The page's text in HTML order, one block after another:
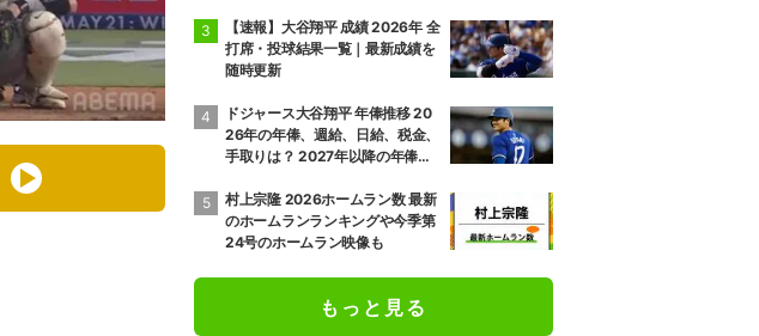
【速報】大谷翔平 成績 2026年 全
打席・投球結果一覧｜最新成績を
随時更新
ドジャース大谷翔平 年俸推移 20
26年の年俸、週給、日給、税金、
手取りは？ 2027年以降の年俸推
村上宗隆 2026ホームラン数 最新
のホームランランキングや今季第
24号のホームラン映像も
もっと見る